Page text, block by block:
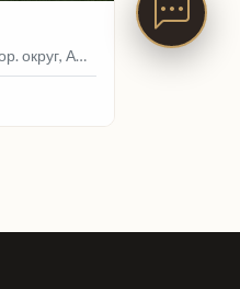
Московская область, Коломенский гор. округ, Амерево с., Запрудная ул., 75